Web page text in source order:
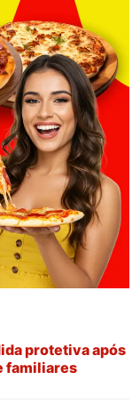
protetiva após
familiares